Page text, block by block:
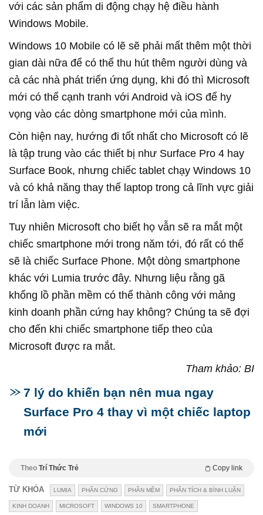
với các sản phẩm di động chạy hệ điều hành
Windows Mobile.
Windows 10 Mobile có lẽ sẽ phải mất thêm một thời
gian dài nữa để có thể thu hút thêm người dùng và
cả các nhà phát triển ứng dụng, khi đó thì Microsoft
mới có thể cạnh tranh với Android và iOS để hy
vọng vào các dòng smartphone mới của mình.
Còn hiện nay, hướng đi tốt nhất cho Microsoft có lẽ
là tập trung vào các thiết bị như Surface Pro 4 hay
Surface Book, nhưng chiếc tablet chạy Windows 10
và có khả năng thay thế laptop trong cả lĩnh vực giải
trí lẫn làm việc.
Tuy nhiên Microsoft cho biết họ vẫn sẽ ra mắt một
chiếc smartphone mới trong năm tới, đó rất có thể
sẽ là chiếc Surface Phone. Một dòng smartphone
khác với Lumia trước đây. Nhưng liệu rằng gã
khổng lồ phần mềm có thể thành công với mảng
kinh doanh phần cứng hay không? Chúng ta sẽ đợi
cho đến khi chiếc smartphone tiếp theo của
Microsoft được ra mắt.
Tham khảo: BI
7 lý do khiến bạn nên mua ngay
Surface Pro 4 thay vì một chiếc laptop
mới
Theo Trí Thức Trẻ Copy link
TỪ KHÓA LUMIA PHẦN CỨNG PHẦN MỀM PHÂN TÍCH & BÌNH LUẬN
KINH DOANH MICROSOFT WINDOWS 10 SMARTPHONE